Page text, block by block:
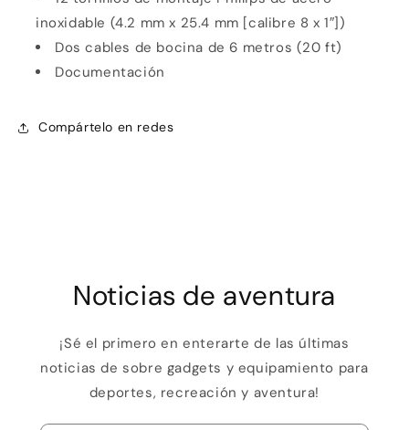
inoxidable (4.2 mm x 25.4 mm [calibre 8 x 1″])
Dos cables de bocina de 6 metros (20 ft)
Documentación
Compártelo en redes
Noticias de aventura
¡Sé el primero en enterarte de las últimas
noticias de sobre gadgets y equipamiento para
deportes, recreación y aventura!